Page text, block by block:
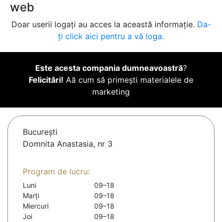
web
Doar userii logați au acces la această informație. Da-
ți click aici pentru a vă loga.
Este acesta compania dumneavoastră?
Felicitări! Aă cum să primești materialele de
marketing
Bucureşti
Domnita Anastasia, nr 3
Program de lucru:
Luni
09–18
Marți
09–18
Miercuri
09–18
Joi
09–18